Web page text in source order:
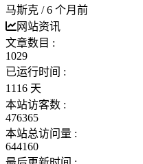
马斯克 /6 个月前
网站资讯
文章数目 :
1029
已运行时间 :
1116 天
本站访客数 :
476365
本站总访问量 :
644160